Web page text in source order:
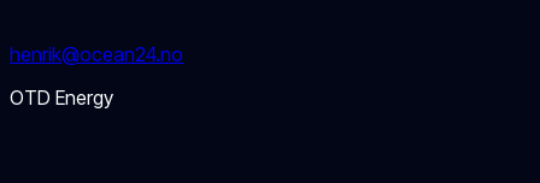
henrik@ocean24.no
OTD Energy